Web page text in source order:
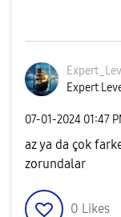
Expert
‎07-01-2024 01:47
az ya da çok
zorundalar
0 Likes